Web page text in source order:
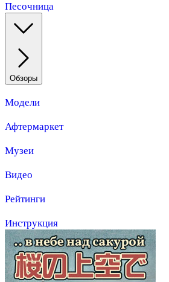
Песочница
Обзоры
Модели
Афтермаркет
Музеи
Видео
Рейтинги
Инструкция